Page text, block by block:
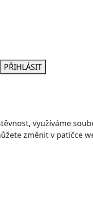
PŘIHLÁSIT
využíváme
změnit v patičce